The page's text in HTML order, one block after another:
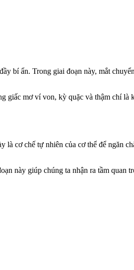
bí ẩn. Trong giai đoạn này, mắt
giấc mơ ví von, kỳ quặc và thậm chí
cơ chế tự nhiên của cơ thể để ngăn
này giúp chúng ta nhận ra tầm quan